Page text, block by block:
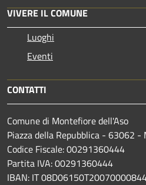
VIVERE IL COMUNE
Luoghi
Eventi
CONTATTI
Comune di Montefiore dell'Aso
Piazza della Repubblica - 63062 -
Codice Fiscale: 00291360444
Partita IVA: 00291360444
IBAN: IT